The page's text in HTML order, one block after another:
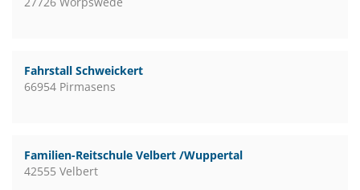
Fahrstall Schweickert
66954 Pirmasens
Familien-Reitschule Velbert /Wuppertal
42555 Velbert